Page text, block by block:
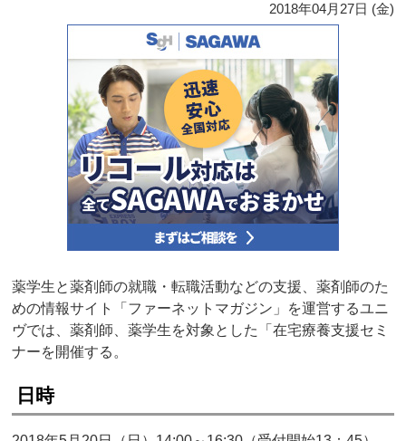
2018年04月27日 (金)
薬学生と薬剤師の就職・転職活動などの支援、薬剤師のた
めの情報サイト「ファーネットマガジン」を運営するユニ
ヴでは、薬剤師、薬学生を対象とした「在宅療養支援セミ
ナーを開催する。
日時